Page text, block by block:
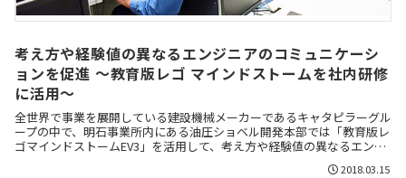
考え方や経験値の異なるエンジニアのコミュニケーシ
ョンを促進 ～教育版レゴ マインドストームを社内研修
に活用～
全世界で事業を展開している建設機械メーカーであるキャタピラーグル
ープの中で、明石事業所内にある油圧ショベル開発本部では「教育版レ
ゴマインドストームEV3」を活用して、考え方や経験値の異なるエンジ
ニア同士のコミュニケーションを促進する研修が実施されている。
2018.03.15